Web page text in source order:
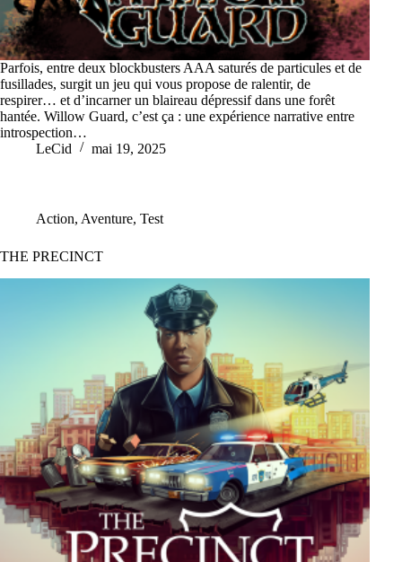
Parfois, entre deux blockbusters AAA saturés de particules et de
fusillades, surgit un jeu qui vous propose de ralentir, de
respirer… et d’incarner un blaireau dépressif dans une forêt
hantée. Willow Guard, c’est ça : une expérience narrative entre
introspection…
LeCid
mai 19, 2025
Action, Aventure, Test
THE PRECINCT